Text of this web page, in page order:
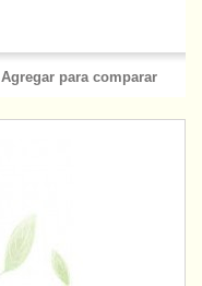
Agregar para comparar